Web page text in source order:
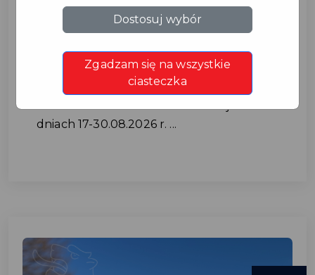
Utrudnienia w ruchu na ul.
30.08.2026 r.
Utrudnienia w ruchu na ul. Cichej w
dniach 17-30.08.2026 r. ...
Dostosuj wybór
Zgadzam się na wszystkie
ciasteczka